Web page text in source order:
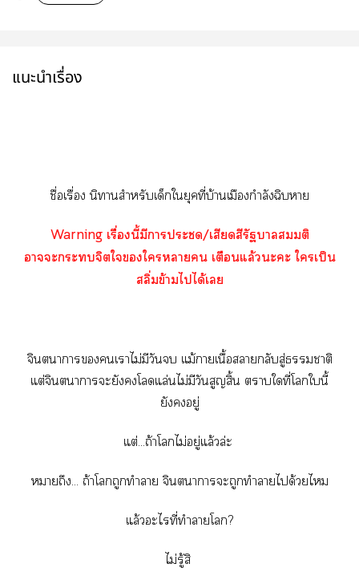
แนะนำเรื่อง
ชื่อเรื่อง นิทานสำหรับเด็กใยุคที่บ้านเมืองกำลังฉิบา
Warning เรื่องนี้มีาะ/เสียดสีรัฐบาลสมมติ
าะะจิตใใา เตือนแล้วะะ ใเป็น
สลิ่มข้ามไได้เ
จินตนาการเาไม่มีวัน แม้าเนื้อากลับสู่าติ
แต่จินตนาการะยังโลดแล่นไม่มีวันสูญสิ้น าใที่โในี้
ยังอยู่
แต่...ถ้าโไม่อยู่แล้วล่ะ
าถึง... ถ้าโถูกทำา จินตนาการะถูกทำาได้วยไ
แล้วะไที่ทำาโ?
ไม่รู้สิ